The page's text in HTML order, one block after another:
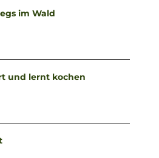
im Wald
und lernt kochen